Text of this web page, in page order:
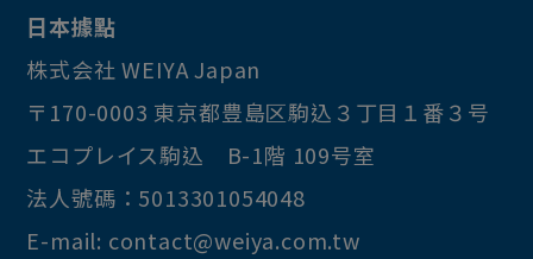
長本體系列
短本體系列
喇叭網
日本據點
株式会社 WEIYA Japan
〒170-0003 東京都豊島区駒込３丁目１番３号
エコプレイス駒込 B-1階 109号室
法人號碼：5013301054048
E-mail: contact@weiya.com.tw